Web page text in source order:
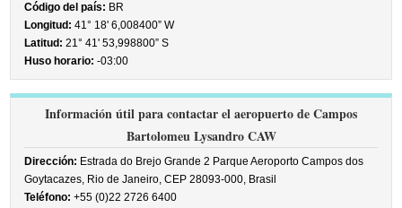
Código del país: BR
Longitud: 41° 18' 6,008400” W
Latitud: 21° 41' 53,998800” S
Huso horario: -03:00
Información útil para contactar el aeropuerto de Campos
Bartolomeu Lysandro CAW
Dirección: Estrada do Brejo Grande 2 Parque Aeroporto Campos dos
Goytacazes, Rio de Janeiro, CEP 28093-000, Brasil
Teléfono: +55 (0)22 2726 6400